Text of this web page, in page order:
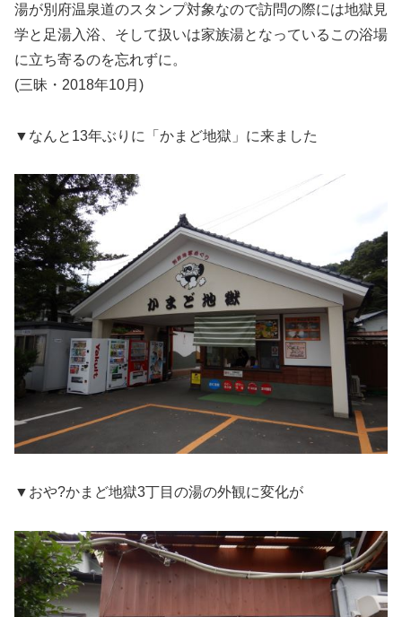
湯が別府温泉道のスタンプ対象なので訪問の際には地獄見
学と足湯入浴、そして扱いは家族湯となっているこの浴場
に立ち寄るのを忘れずに。
(三昧・2018年10月)
▼なんと13年ぶりに「かまど地獄」に来ました
▼おや?かまど地獄3丁目の湯の外観に変化が